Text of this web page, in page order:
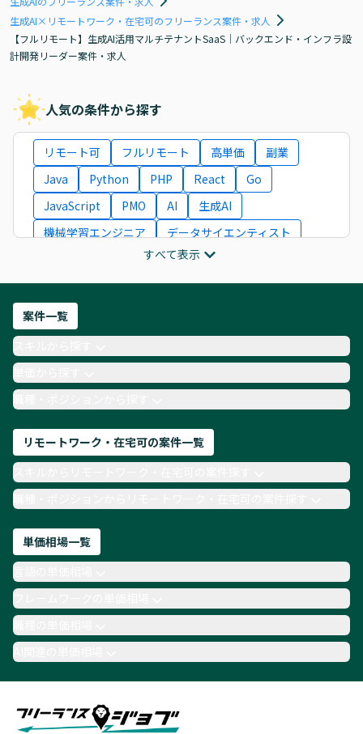
生成AI×リモートワーク・在宅可のフリーランス案件・求人
【フルリモート】生成AI活用マルチテナントSaaS｜バックエンド・インフラ設
計開発リーダー案件・求人
人気の条件から探す
リモート可 フルリモート 高単価
副業
Java
Python PHP React
Go
JavaScript
PMO AI
生成AI
機械学習エンジニア
データサイエンティスト
ITコンサルタント
フロントエンドエンジニア
ネットワークエンジニア
AIエンジニア
Webデザイナー
月収100万円 業務委託
COBOL
Ruby
TypeScript
Laravel AWS
すべて表示
案件一覧
単価から探す
職種・ポジションから探す
リモートワーク・在宅可の案件一覧
職種・ポジションからリモートワーク・在宅可の案件探す
単価相場一覧
職種の単価相場
AI関連の単価相場